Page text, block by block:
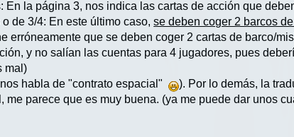
la página 3, nos indica las cartas de acción que
de 3/4: En este último caso,se deben coger 2 barcos
erróneamente que se deben coger 2 cartas de barco/
y no salían las cuentas para 4 jugadores, pues
mal)
nos habla de "contrato espacial"
). Por lo demás, la
parece que es muy buena. (ya me puede dar unos